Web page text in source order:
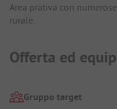
Area prativa con
rurale.
Offerta ed
Gruppo target